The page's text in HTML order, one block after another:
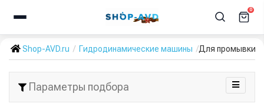
0
Shop-AVD.ru Гидродинамические машины Для промывки
Параметры подбора